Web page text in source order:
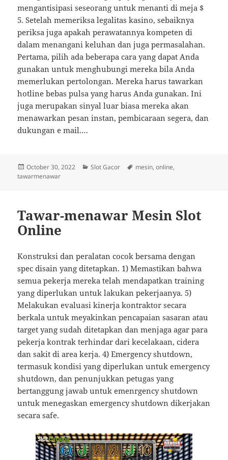
mengantisipasi seseorang untuk menanti di meja $
5. Setelah memeriksa legalitas kasino, sebaiknya
periksa juga apakah perawatannya kompeten di
dalam menangani keluhan dan juga permasalahan.
Pertama, pilih ada beberapa cara yang dapat Anda
gunakan untuk menghubungi mereka bila Anda
memerlukan pertolongan. Mereka harus tawarkan
hotline bebas pulsa yang harus Anda gunakan. Ini
juga merupakan sinyal luar biasa mereka akan
menawarkan pesan instan, pembicaraan segera, dan
dukungan e mail.…
Posted
on
October 30, 2022 Categories
Slot Gacor Tags
mesin,online,
tawarmenawar
Tawar-menawar Mesin Slot
Online
Konstruksi dan peralatan cocok bersama dengan
spec disain yang ditetapkan. 1) Memastikan bahwa
semua pekerja mereka telah mendapatkan training
yang diperlukan untuk lakukan pekerjaanya. 5)
Melakukan evaluasi kinerja kontraktor secara
berkala untuk meyakinkan pencapaian sasaran atau
target yang sudah ditetapkan dan menjaga agar para
pekerja kontrak terhindar dari kecelakaan, cidera
dan sakit di area kerja. 4) Emergency shutdown,
termasuk kondisi yang diperlukan untuk emergency
shutdown, dan penunjukkan petugas yang
bertanggung jawab untuk emenrgency shutdown
untuk menegaskan emergency shutdown dikerjakan
secara safe.